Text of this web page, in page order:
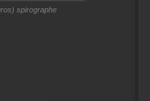
spirographe